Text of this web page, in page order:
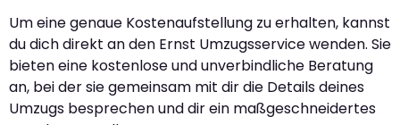
Um eine genaue Kostenaufstellung zu erhalten, kannst
du dich direkt an den Ernst Umzugsservice wenden. Sie
bieten eine kostenlose und unverbindliche Beratung
an, bei der sie gemeinsam mit dir die Details deines
Umzugs besprechen und dir ein maßgeschneidertes